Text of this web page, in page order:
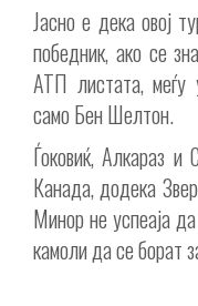
Јасно е дека овој
победник, ако се
АТП листата, меѓу
само Бен Шелтон.
Ѓоковиќ, Алкараз и
Канада, додека
Минор не успеаја
камоли да се борат